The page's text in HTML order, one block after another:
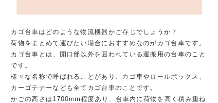
カゴ台車はどのような物流機器かご存じでしょうか？
荷物をまとめて運びたい場合におすすめなのがカゴ台車です。
カゴ台車とは、開口部以外を囲われている運搬用の台車のこと
です。
様々な名称で呼ばれることがあり、カゴ車やロールボックス、
カーゴテナーなども全てカゴ台車のことです。
かごの高さは1700mm程度あり、台車内に荷物を高く積み重ね